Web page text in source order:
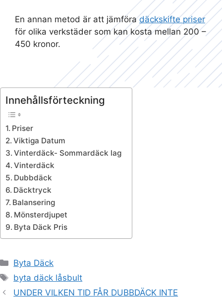
En annan metod är att jämföradäckskifte priser
för olika verkstäder som kan kosta mellan 200 –
450 kronor.
Innehållsförteckning
Priser
Viktiga Datum
Vinterdäck- Sommardäck lag
Vinterdäck
Dubbdäck
Däcktryck
Balansering
Mönsterdjupet
Byta Däck Pris
Kategorier
Byta Däck
Etiketter
byta däck låsbult
UNDER VILKEN TID FÅR DUBBDÄCK INTE